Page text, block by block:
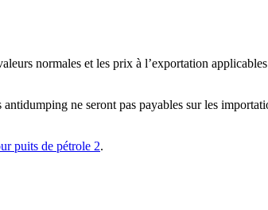
normales et les prix à l’exportation
ne seront pas payables sur les
puits de pétrole 2.